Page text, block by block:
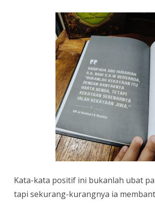
Kata-kata positif ini bukanlah ubat
tapi sekurang-kurangnya ia